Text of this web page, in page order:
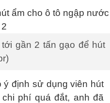
gần 2 tấn gạo để hút
ý định sử dụng viên hút
phí quá đắt, anh đã